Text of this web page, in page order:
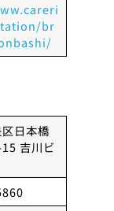
br
日本橋
吉川ビ